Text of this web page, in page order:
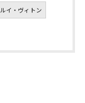
ルイ・ヴィトン